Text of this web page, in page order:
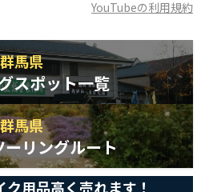
YouTubeの利用規約
群馬県
スポット一覧
群馬県
リングルート
用品高く売れます！